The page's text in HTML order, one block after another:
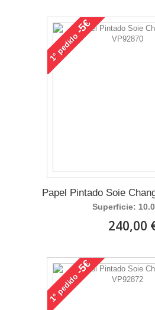
1°
pedido
-5€
Papel Pintado Soie
Superficie:
240,00
1°
pedido
-5€